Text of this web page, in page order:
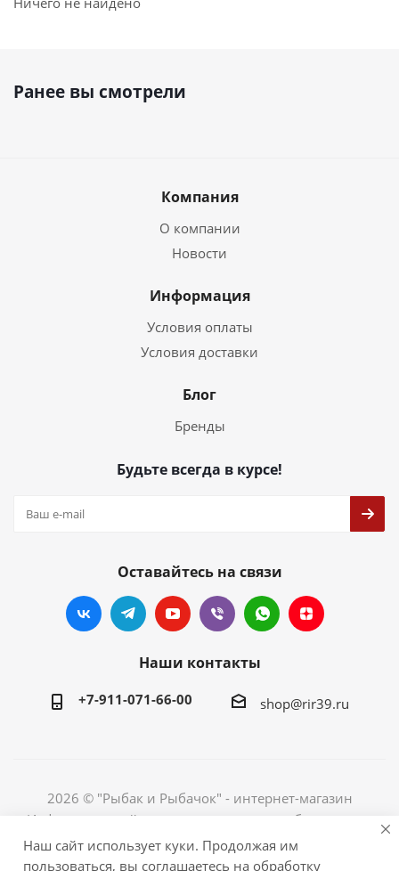
Ранее вы смотрели
Компания
О компании
Новости
Информация
Условия оплаты
Условия доставки
Блог
Бренды
Будьте всегда в курсе!
Оставайтесь на связи
Наши контакты
+7-911-071-66-00 shop@rir39.ru
2026 © "Рыбак и Рыбачок" - интернет-магазин
Информация сайта защищена законом об авторских
правах. Индивидуальный предприниматель Рогов
Сергей Юрьевич. ИНН 390600967290. ОГРНИП
Наш сайт использует куки. Продолжая им
пользоваться, вы соглашаетесь на обработку